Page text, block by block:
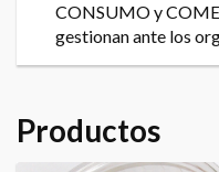
CONSUMO y
gestionan ante los
Productos